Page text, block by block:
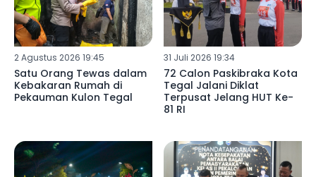
2 Agustus 2026 19:45
Satu Orang Tewas dalam
Kebakaran Rumah di
Pekauman Kulon Tegal
31 Juli 2026 19:34
72 Calon Paskibraka Kota
Tegal Jalani Diklat
Terpusat Jelang HUT Ke-
81 RI